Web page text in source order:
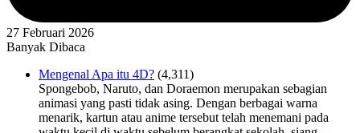
27 Februari 2026
Banyak Dibaca
Mengenal Apa itu 4D? (4,311)
Spongebob, Naruto, dan Doraemon merupakan sebagian
animasi yang pasti tidak asing. Dengan berbagai warna
menarik, kartun atau anime tersebut telah menemani pada